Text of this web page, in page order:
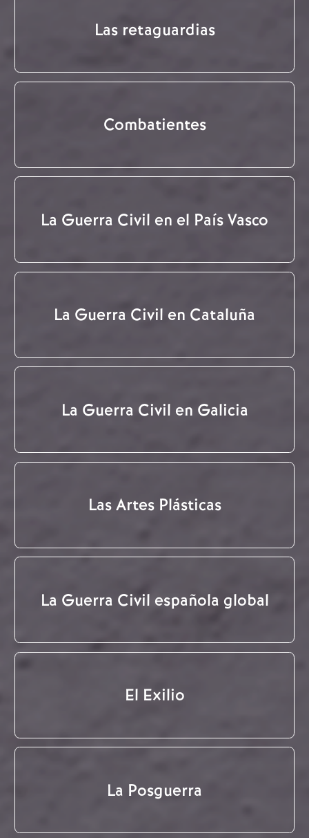
Las retaguardias
Combatientes
La Guerra Civil en el País Vasco
La Guerra Civil en Cataluña
La Guerra Civil en Galicia
Las Artes Plásticas
La Guerra Civil española global
El Exilio
La Posguerra